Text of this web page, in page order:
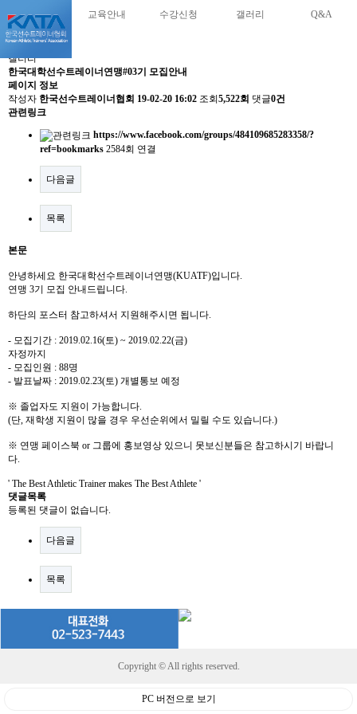
교육안내 수강신청 갤러리 Q&A
갤러리
한국대학선수트레이너연맹#03기 모집안내
페이지 정보
작성자 한국선수트레이너협회 19-02-20 16:02 조회 5,522회 댓글0건
관련링크
https://www.facebook.com/groups/484109685283358/?
ref=bookmarks 2584회 연결
다음글
목록
본문
안녕하세요 한국대학선수트레이너연맹(KUATF)입니다.
연맹 3기 모집 안내드립니다.
하단의 포스터 참고하셔서 지원해주시면 됩니다.
- 모집기간 : 2019.02.16(토) ~ 2019.02.22(금)
자정까지
- 모집인원 : 88명
- 발표날짜 : 2019.02.23(토) 개별통보 예정
※ 졸업자도 지원이 가능합니다.
(단, 재학생 지원이 많을 경우 우선순위에서 밀릴 수도 있습니다.)
※ 연맹 페이스북 or 그룹에 홍보영상 있으니 못보신분들은 참고하시기 바랍니
다.
' The Best Athletic Trainer makes The Best Athlete '
댓글목록
등록된 댓글이 없습니다.
다음글
목록
Copyright © All rights reserved.
PC 버전으로 보기